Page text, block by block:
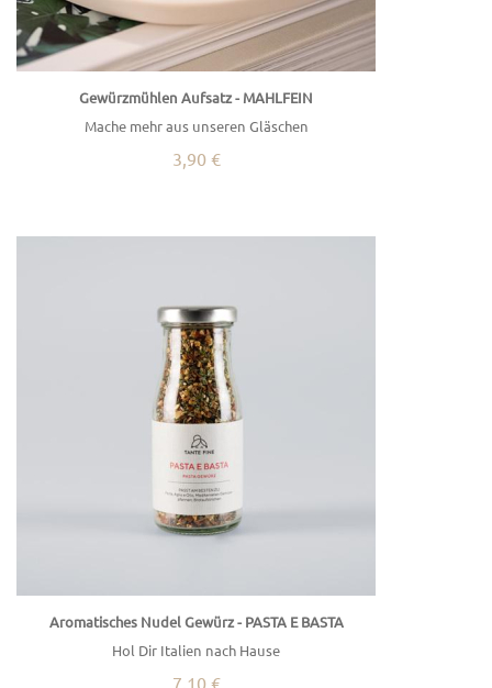
Gewürzmühlen Aufsatz - MAHLFEIN
Mache mehr aus unseren Gläschen
3,90 €
Aromatisches Nudel Gewürz - PASTA E BASTA
Hol Dir Italien nach Hause
7,10 €